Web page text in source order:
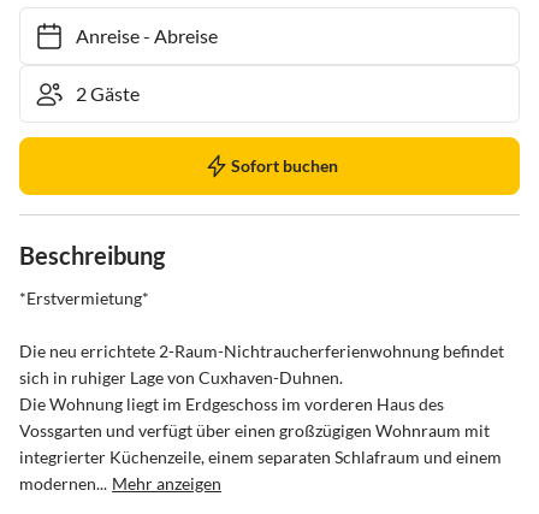
Anreise- Abreise
Sofort buchen
Beschreibung
*Erstvermietung*
Die neu errichtete 2-Raum-Nichtraucherferienwohnung befindet
sich in ruhiger Lage von Cuxhaven-Duhnen.
Die Wohnung liegt im Erdgeschoss im vorderen Haus des
Vossgarten und verfügt über einen großzügigen Wohnraum mit
integrierter Küchenzeile, einem separaten Schlafraum und einem
modernen... Mehr anzeigen